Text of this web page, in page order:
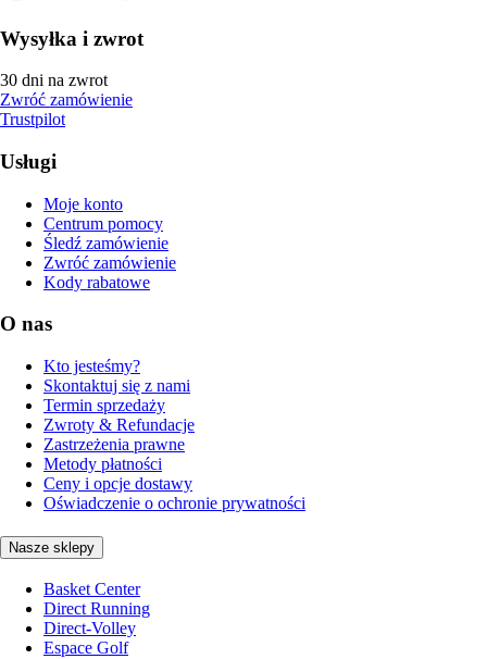
Wysyłka i zwrot
30 dni na zwrot
Zwróć zamówienie
Trustpilot
Usługi
Moje konto
Centrum pomocy
Śledź zamówienie
Zwróć zamówienie
Kody rabatowe
O nas
Kto jesteśmy?
Skontaktuj się z nami
Termin sprzedaży
Zwroty & Refundacje
Zastrzeżenia prawne
Metody płatności
Ceny i opcje dostawy
Oświadczenie o ochronie prywatności
Nasze sklepy
Basket Center
Direct Running
Direct-Volley
Espace Golf